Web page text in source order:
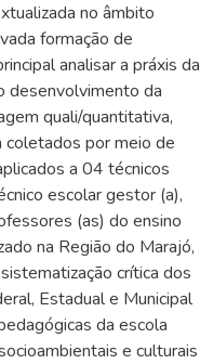
no âmbito
formação de
analisar a práxis da
desenvolvimento da
quali/quantitativa,
coletados por meio de
a 04 técnicos
escolar gestor (a),
(as) do ensino
na Região do Marajó,
crítica dos
Estadual e Municipal
da escola
e culturais